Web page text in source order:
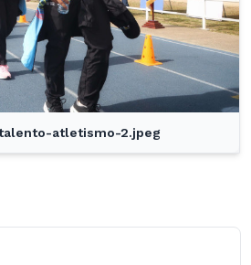
atletismo-2.jpeg